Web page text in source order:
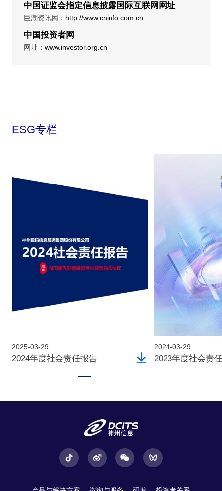
中国证监会指定信息披露国际互联网网址
巨潮资讯网： http://www.cninfo.com.cn
中国投资者网
网址： www.investor.org.cn
ESG专栏
2025-03-29
2024年度社会责任报告
2024-03-29
2023年度社会责